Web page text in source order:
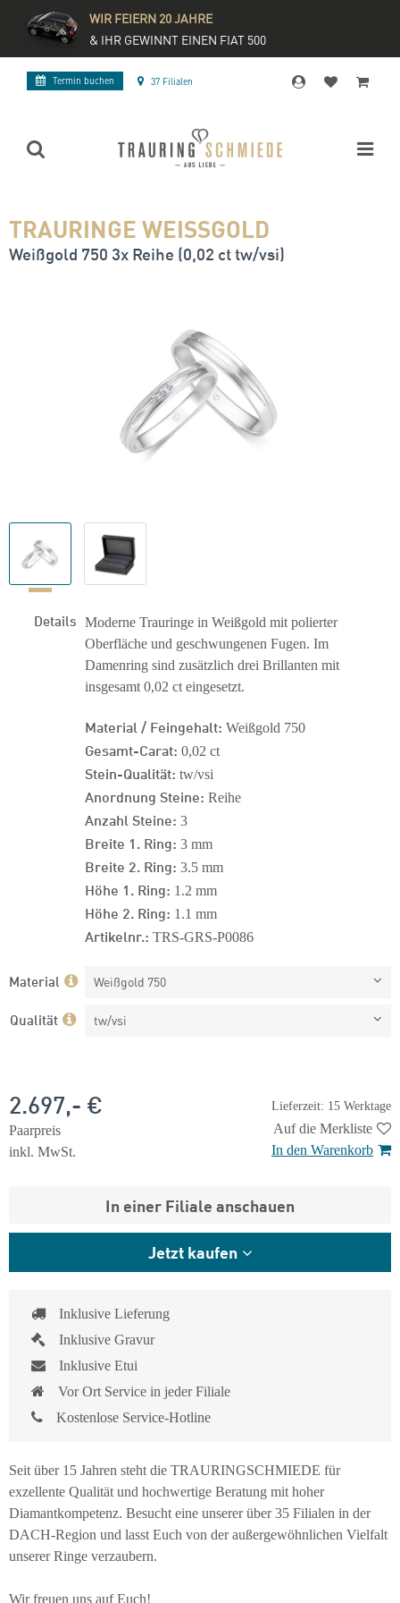
WIR FEIERN 20 JAHRE
& IHR GEWINNT EINEN FIAT 500
Termin buchen 37 Filialen
TRAURINGE WEISSGOLD
Weißgold 750 3x Reihe (0,02 ct tw/vsi)
Details Moderne Trauringe in Weißgold mit polierter
Oberfläche und geschwungenen Fugen. Im
Damenring sind zusätzlich drei Brillanten mit
insgesamt 0,02 ct eingesetzt.
Material / Feingehalt: Weißgold 750
Gesamt-Carat: 0,02 ct
Stein-Qualität: tw/vsi
Anordnung Steine: Reihe
Anzahl Steine: 3
Breite 1. Ring: 3 mm
Breite 2. Ring: 3.5 mm
Höhe 1. Ring: 1.2 mm
Höhe 2. Ring: 1.1 mm
Artikelnr.: TRS-GRS-P0086
Material Weißgold 750
Qualität tw/vsi
Lieferzeit: 15 Werktage
2.697,- €
Paarpreis
inkl. MwSt.
Auf die Merkliste
In den Warenkorb
In einer Filiale anschauen
Jetzt kaufen
Inklusive Lieferung
Inklusive Gravur
Inklusive Etui
Vor Ort Service in jeder Filiale
Kostenlose Service-Hotline
Seit über 15 Jahren steht die TRAURINGSCHMIEDE für
exzellente Qualität und hochwertige Beratung mit hoher
Diamantkompetenz. Besucht eine unserer über 35 Filialen in der
DACH-Region und lasst Euch von der außergewöhnlichen Vielfalt
unserer Ringe verzaubern.
Wir freuen uns auf Euch!